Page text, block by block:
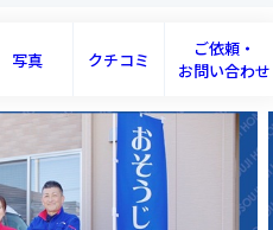
写真 クチコミ
ご依頼・
お問い合わせ